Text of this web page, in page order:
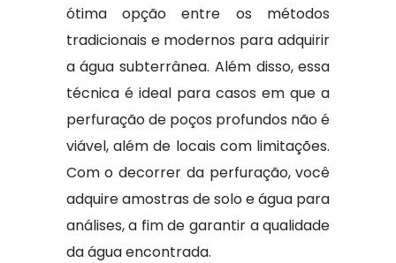
ótima opção entre os métodos
tradicionais e modernos para adquirir
a água subterrânea. Além disso, essa
técnica é ideal para casos em que a
perfuração de poços profundos não é
viável, além de locais com limitações.
Com o decorrer da perfuração, você
adquire amostras de solo e água para
análises, a fim de garantir a qualidade
da água encontrada.